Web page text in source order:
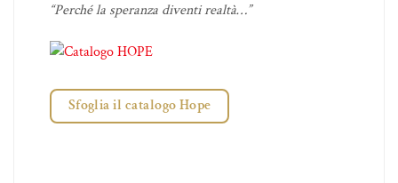
“Perché la speranza diventi realtà…”
Sfoglia il catalogo Hope